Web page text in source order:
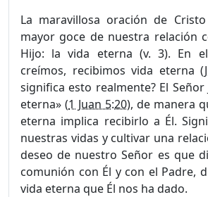
La maravillosa oración de
mayor goce de nuestra relación
Hijo: la vida eterna (v. 3). En
creímos, recibimos vida eterna (
significa esto realmente? El Señor
eterna» (1 Juan 5:20), de manera
eterna implica recibirlo a Él.
nuestras vidas y cultivar una
deseo de nuestro Señor es que
comunión con Él y con el Padre,
vida eterna que Él nos ha dado.